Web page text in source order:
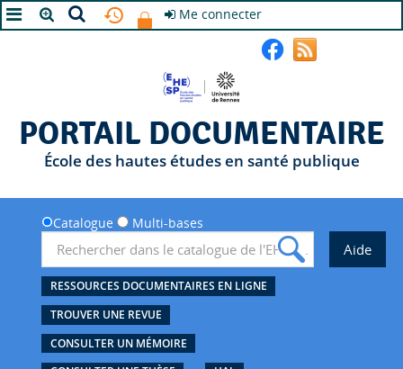
Me connecter
PORTAIL DOCUMENTAIRE
École des hautes études en santé publique
Catalogue Multi-bases
RESSOURCES DOCUMENTAIRES EN LIGNE
TROUVER UNE REVUE
CONSULTER UN MÉMOIRE